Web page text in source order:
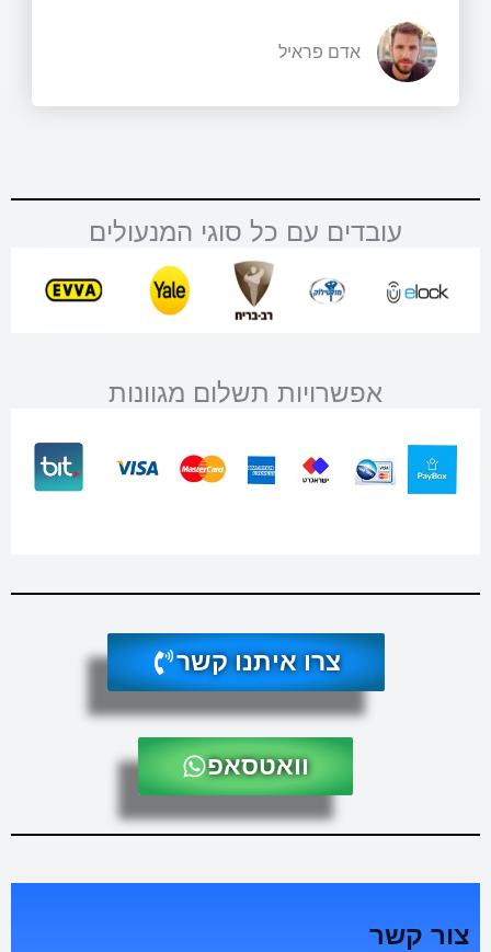
אדם פראיל
עובדים עם כל סוגי המנעולים
אפשרויות תשלום מגוונות
צרו איתנו קשר
וואטסאפ
צור קשר